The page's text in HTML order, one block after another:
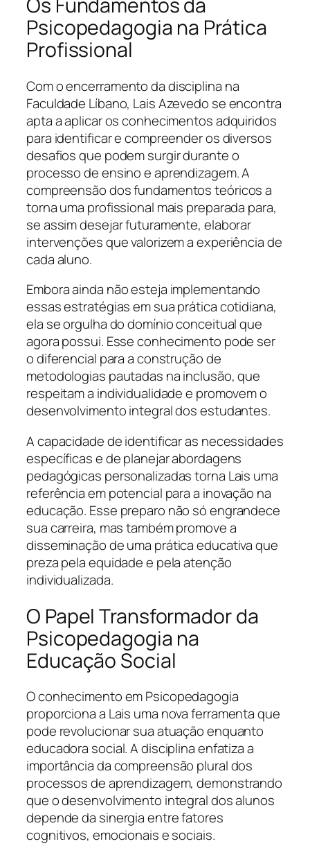
Psicopedagogia na Prática
Profissional
Com o encerramento da disciplina na
Faculdade Líbano, Lais Azevedo se encontra
apta a aplicar os conhecimentos adquiridos
para identificar e compreender os diversos
desafios que podem surgir durante o
processo de ensino e aprendizagem. A
compreensão dos fundamentos teóricos a
torna uma profissional mais preparada para,
se assim desejar futuramente, elaborar
intervenções que valorizem a experiência de
cada aluno.
Embora ainda não esteja implementando
essas estratégias em sua prática cotidiana,
ela se orgulha do domínio conceitual que
agora possui. Esse conhecimento pode ser
o diferencial para a construção de
metodologias pautadas na inclusão, que
respeitam a individualidade e promovem o
desenvolvimento integral dos estudantes.
A capacidade de identificar as necessidades
específicas e de planejar abordagens
pedagógicas personalizadas torna Lais uma
referência em potencial para a inovação na
educação. Esse preparo não só engrandece
sua carreira, mas também promove a
disseminação de uma prática educativa que
preza pela equidade e pela atenção
individualizada.
O Papel Transformador da
Psicopedagogia na
Educação Social
O conhecimento em Psicopedagogia
proporciona a Lais uma nova ferramenta que
pode revolucionar sua atuação enquanto
educadora social. A disciplina enfatiza a
importância da compreensão plural dos
processos de aprendizagem, demonstrando
que o desenvolvimento integral dos alunos
depende da sinergia entre fatores
cognitivos, emocionais e sociais.